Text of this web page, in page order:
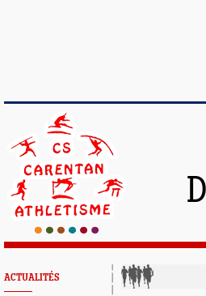
ACTUALITÉS